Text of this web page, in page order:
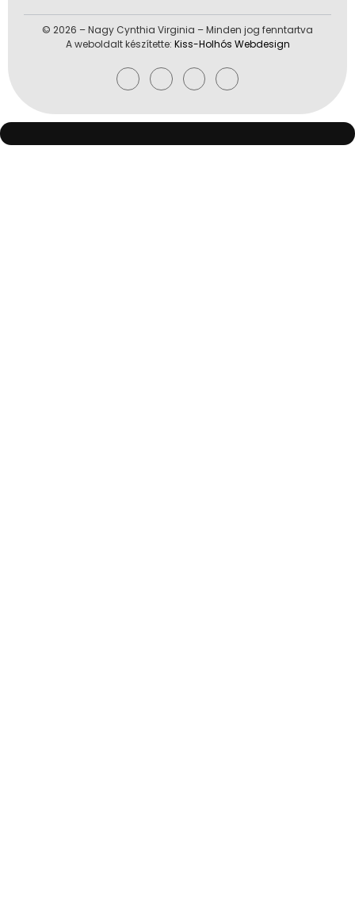
© 2026 – Nagy Cynthia Virginia – Minden jog fenntartva
A weboldalt készítette: Kiss-Holhós Webdesign